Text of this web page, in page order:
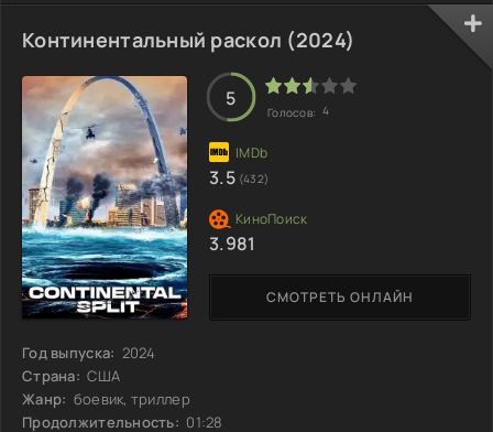
небольшую деревушку у моря, где известный кулинар
открывает секреты древнего искусства гастрономии.
Постепенно героиня понимает, что истинное счастье
скрыто в простых радостях жизни: тепле семейного
очага, дружеских беседах и любви, которая приходит,
Континентальный раскол (2024)
Год выпуска: 2024
Страна: США
Жанр: боевик, триллер
Продолжительность: 01:28
СМОТРЕТЬ ОНЛАЙН
5
Голосов: 4
3.5 (432)
3.981